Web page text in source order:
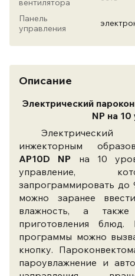
вентилятора
Панель
управления
Описание
Электрический
NP на
Электрический
инжекторным
AP10D NP на 10
управление,
запрограммировать
можно заранее
влажность, а также
приготовления
программы можно
кнопку.
пароувлажнение и